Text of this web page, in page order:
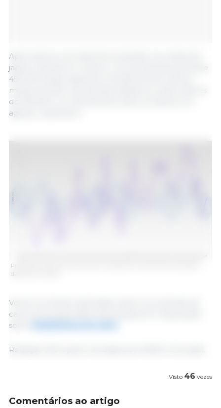
Após valores recordes de produção nos meses de
janeiro, fevereiro e março, com produções acima de
450.000 t/mês, seguindo a tendência dos últimos
meses de 2021, a produção despencou para valores
de 350.000 t no mês de julho para recuperar em
agosto e setembro.
Produção mensal de carne suína na Espanha. Fonte: 333 com base em
dados do Eurostat.
Você encontrará mais dados sobre a produção de
carne suína para diferentes países em nossa seção
sobre
Redação 333 a partir de dados do MAPA e Eurostat.
Visto 46 vezes
Comentários ao artigo